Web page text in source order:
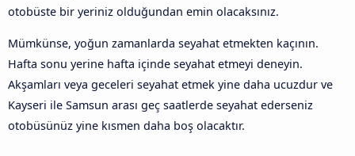
otobüste bir yeriniz olduğundan emin olacaksınız.
Mümkünse, yoğun zamanlarda seyahat etmekten kaçının.
Hafta sonu yerine hafta içinde seyahat etmeyi deneyin.
Akşamları veya geceleri seyahat etmek yine daha ucuzdur ve
Kayseri ile Samsun arası geç saatlerde seyahat ederseniz
otobüsünüz yine kısmen daha boş olacaktır.